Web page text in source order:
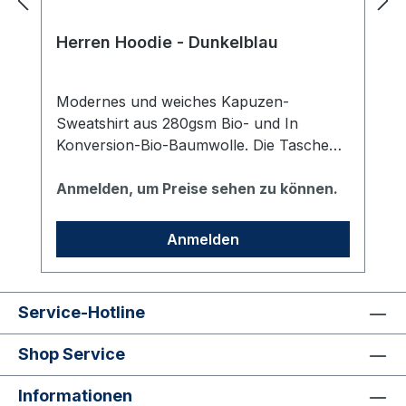
Herren Hoodie - Dunkelblau
Modernes und weiches Kapuzen-
Sweatshirt aus 280gsm Bio- und In
Konversion-Bio-Baumwolle. Die Taschen
ein cleanes Auftreten und sorgen für eine
Logo auf der linken Brust.
Anmelden, um Preise sehen zu können.
Anmelden
Service-Hotline
Shop Service
Informationen